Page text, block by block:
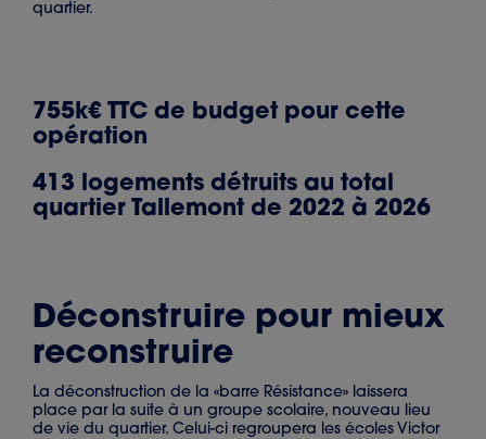
quartier.
755k€ TTC de budget pour cette
opération
413 logements détruits au total
quartier Tallemont de 2022 à 2026
Déconstruire pour mieux
reconstruire
La déconstruction de la «barre Résistance» laissera
place par la suite à un groupe scolaire, nouveau lieu
de vie du quartier. Celui-ci regroupera les écoles Victor